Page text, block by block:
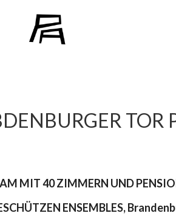
TOR
MIT 40 ZIMMERN UND
ENSEMBLES,